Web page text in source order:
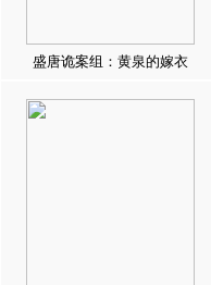
盛唐诡案组：黄泉的嫁衣